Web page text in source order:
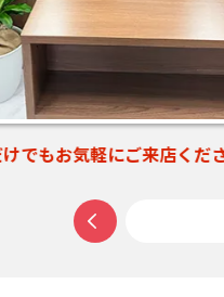
中が見える扉で